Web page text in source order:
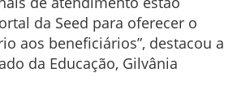
da Seed para oferecer o
aos beneficiários”, destacou a
da Educação, Gilvânia